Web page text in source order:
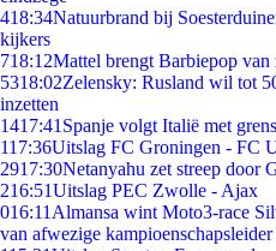
418:34Natuurbrand bij
kijkers
718:12Mattel brengt Barbiepop
5318:02Zelensky: Rusland wil tot
inzetten
1417:41 Spanje volgt Italië met
117:36Uitslag FC Groningen - FC
2917:30Netanyahu zet streep door
216:51Uitslag PEC Zwolle - Ajax
016:11 Almansa wint Moto3-race
van afwezige kampioenschapsleider